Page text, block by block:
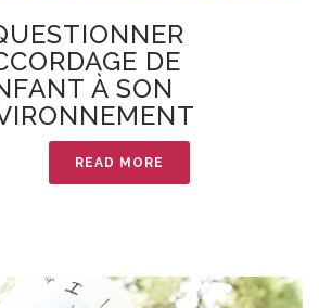
DE
À SON
READ MORE